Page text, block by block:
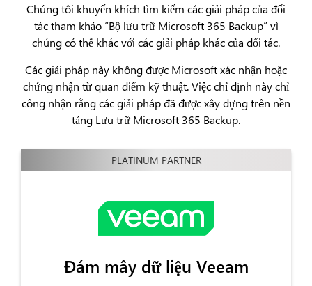
Chúng tôi khuyến khích tìm kiếm các giải pháp của đối
tác tham khảo “Bộ lưu trữ Microsoft 365 Backup” vì
chúng có thể khác với các giải pháp khác của đối tác.
Các giải pháp này không được Microsoft xác nhận hoặc
chứng nhận từ quan điểm kỹ thuật. Việc chỉ định này chỉ
công nhận rằng các giải pháp đã được xây dựng trên nền
tảng Lưu trữ Microsoft 365 Backup.
Đám mây dữ liệu Veeam